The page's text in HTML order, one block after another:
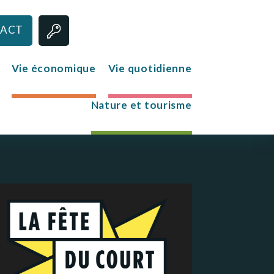
Mission Locale
Vie économique Vie quotidienne
Nature et tourisme